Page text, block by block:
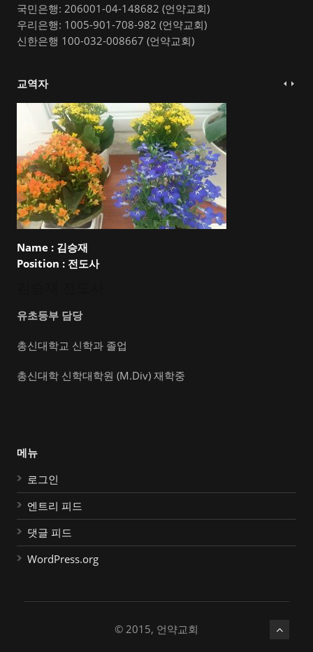
국민은행: 206001-04-148682 (언약교회)
우리은행: 1005-901-708-982 (언약교회)
신한은행 100-032-008667 (언약교회)
교역자
Name : 김승재
Position : 전도사
유초등부 담당
총신대학교 신학과 졸업
총신대학 신학대학원 (M.Div) 재학중
메뉴
로그인
엔트리 피드
댓글 피드
WordPress.org
© 2015, 언약교회